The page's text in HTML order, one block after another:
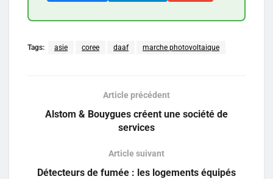
Tags: asie coree daaf marche photovoltaique
Article précédent
Alstom & Bouygues créent une société de
services
Article suivant
Détecteurs de fumée : les logements équipés